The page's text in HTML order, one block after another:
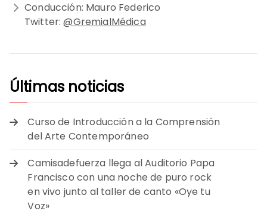
Conducción: Mauro Federico
Twitter:@GremialMédica
Últimas noticias
Curso de Introducción a la Comprensión
del Arte Contemporáneo
Camisadefuerza llega al Auditorio Papa
Francisco con una noche de puro rock
en vivo junto al taller de canto «Oye tu
Voz»